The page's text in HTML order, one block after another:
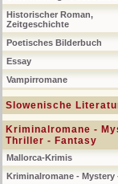
Historischer Roman,
Zeitgeschichte
Poetisches Bilderbuch
Essay
Vampirromane
Slowenische
Kriminalromane -
Thriller - Fantasy
Mallorca-Krimis
Kriminalromane - Mystery